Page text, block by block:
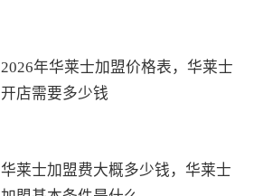
2026年华莱士加盟价格表，华莱士
开店需要多少钱
华莱士加盟费大概多少钱，华莱士